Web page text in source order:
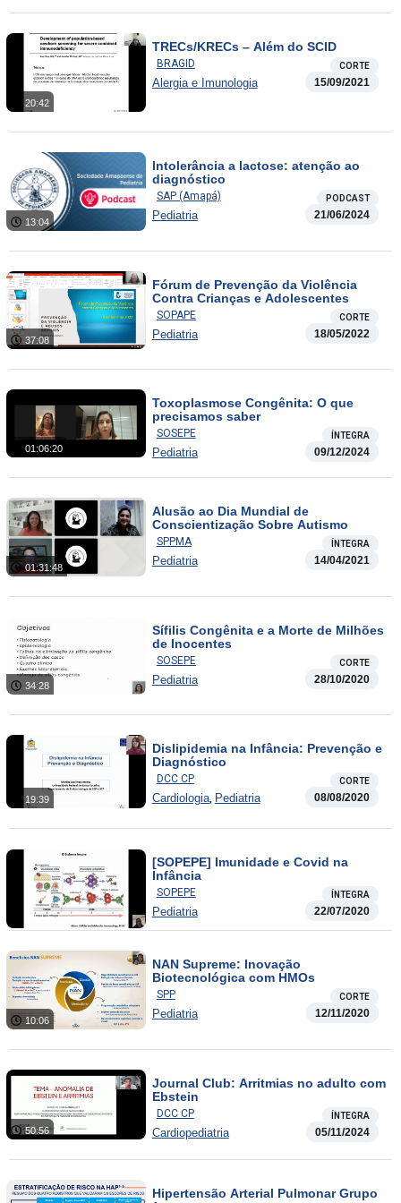
20:42
TRECs/KRECs – Além do SCID
BRAGID CORTE
Alergia e Imunologia 15/09/2021
13:04
Intolerância a lactose: atenção ao
diagnóstico
SAP (Amapá) PODCAST
Pediatria 21/06/2024
37:08
Fórum de Prevenção da Violência
Contra Crianças e Adolescentes
SOPAPE CORTE
Pediatria 18/05/2022
01:06:20
Toxoplasmose Congênita: O que
precisamos saber
SOSEPE ÍNTEGRA
Pediatria 09/12/2024
01:31:48
Alusão ao Dia Mundial de
Conscientização Sobre Autismo
SPPMA ÍNTEGRA
Pediatria 14/04/2021
34:28
Sífilis Congênita e a Morte de Milhões
de Inocentes
SOSEPE CORTE
Pediatria 28/10/2020
19:39
Dislipidemia na Infância: Prevenção e
Diagnóstico
DCC CP CORTE
Cardiologia, Pediatria 08/08/2020
[SOPEPE] Imunidade e Covid na
Infância
SOPEPE ÍNTEGRA
Pediatria 22/07/2020
10:06
NAN Supreme: Inovação
Biotecnológica com HMOs
SPP CORTE
Pediatria 12/11/2020
50:56
Journal Club: Arritmias no adulto com
Ebstein
DCC CP ÍNTEGRA
Cardiopediatria 05/11/2024
Hipertensão Arterial Pulmonar Grupo